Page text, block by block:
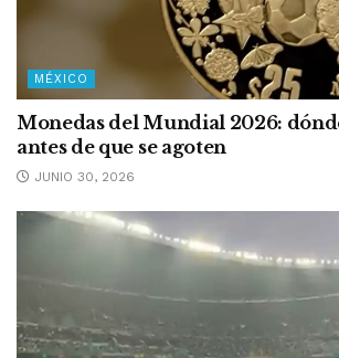
MÉXICO
Monedas del Mundial 2026:
antes de que se agoten
JUNIO 30, 2026